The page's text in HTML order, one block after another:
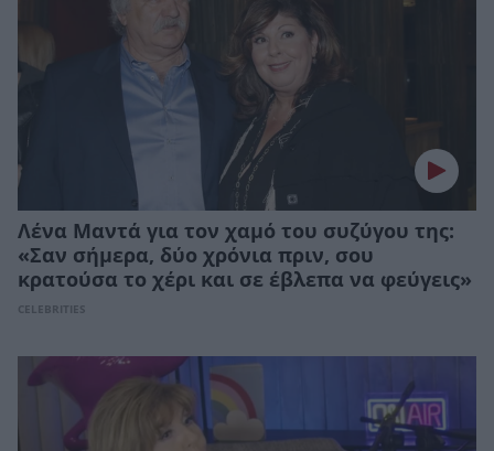
Λένα Μαντά για τον χαμό του συζύγου της:
«Σαν σήμερα, δύο χρόνια πριν, σου
κρατούσα το χέρι και σε έβλεπα να φεύγεις»
CELEBRITIES